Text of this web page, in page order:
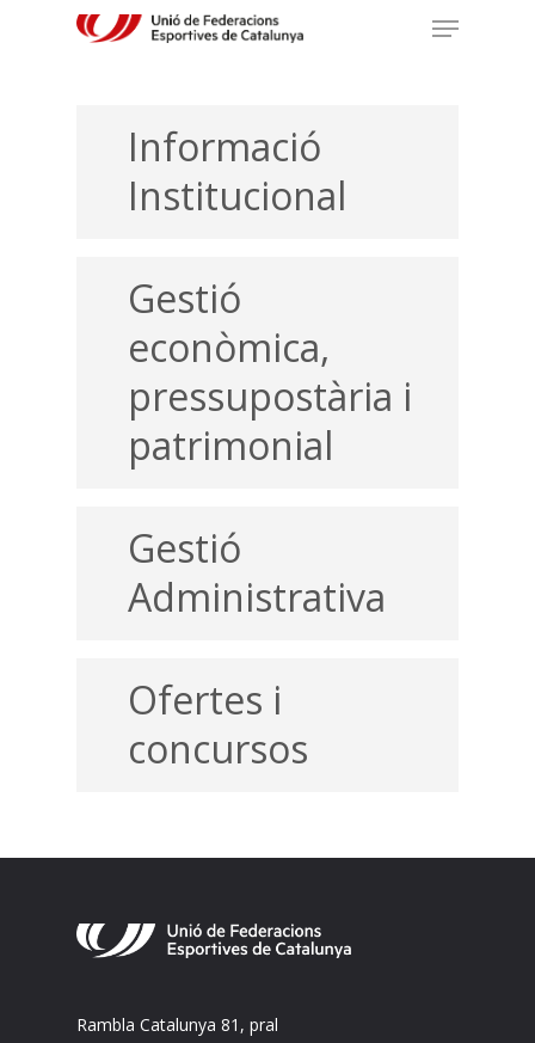
Hit enter to search or ESC to close
Informació
Institucional
Gestió
econòmica,
pressupostària i
patrimonial
Gestió
Administrativa
Ofertes i
concursos
Rambla Catalunya 81, pral